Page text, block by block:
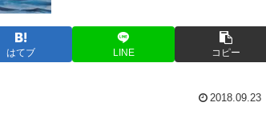
はてブ LINE コピー
2018.09.23